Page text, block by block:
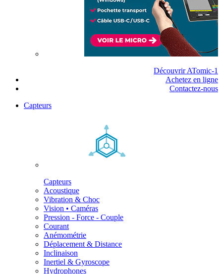
Découvrir ATomic-1
Achetez en ligne
Contactez-nous
Capteurs
Capteurs
Acoustique
Vibration & Choc
Vision • Caméras
Pression - Force - Couple
Courant
Anémométrie
Déplacement & Distance
Inclinaison
Inertiel & Gyroscope
Hydrophones